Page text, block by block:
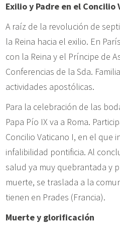
Exilio y Padre en el Concilio
A raíz de la revolución de
la Reina hacia el exilio. En
con la Reina y el Príncipe de
Conferencias de la Sda.
actividades apostólicas.
Para la celebración de las
Papa Pío IX va a Roma.
Concilio Vaticano I, en el que
infalibilidad pontificia. Al
salud ya muy quebrantada y
muerte, se traslada a la
tienen en Prades (Francia).
Muerte y glorificación